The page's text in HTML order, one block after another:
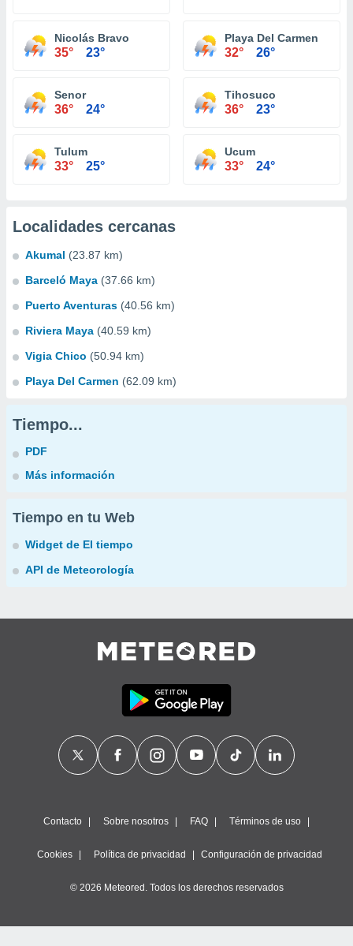
Nicolás Bravo
35° 23°
Playa Del Carmen
32° 26°
Senor
36° 24°
Tihosuco
36° 23°
Tulum
33° 25°
Ucum
33° 24°
Localidades cercanas
Akumal (23.87 km)
Barceló Maya (37.66 km)
Puerto Aventuras (40.56 km)
Riviera Maya (40.59 km)
Vigia Chico (50.94 km)
Playa Del Carmen (62.09 km)
Tiempo...
PDF
Más información
Tiempo en tu Web
Widget de El tiempo
API de Meteorología
Contacto Sobre nosotros FAQ Términos de uso
Cookies Política de privacidad Configuración de privacidad
© 2026 Meteored. Todos los derechos reservados